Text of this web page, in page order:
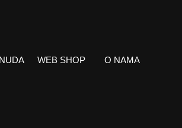
WEB SHOP O NAMA